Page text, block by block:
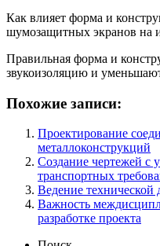
Как влияет форма и
шумозащитных экранов на
Правильная форма и
звукоизоляцию и
Похожие записи:
Проектирование
металлоконструкций
Создание чертежей с
транспортных
Ведение технической
Важность
разработке проекта